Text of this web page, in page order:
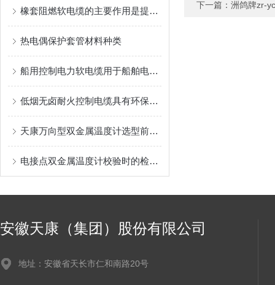
橡套阻燃软电缆的主要作用是提升用电安全
热电偶保护套管材料种类
船用控制电力软电缆用于船舶电力控制系统
低烟无卤耐火控制电缆具有环保、安全和耐火性的优势
天康万向型双金属温度计选型前必须明确的条件有哪些？
电接点双金属温度计校验时的检验顺序讲解
下一篇： 洲鸽牌zr-
安徽天康（集团）股份有限公司
地址：安徽省天长市仁和南路20号